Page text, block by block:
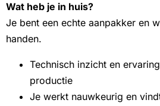
Wat heb je in huis?
Je bent een echte aanpakker en
handen.
Technisch inzicht en
productie
Je werkt nauwkeurig en